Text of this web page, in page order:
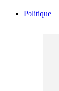
Politique